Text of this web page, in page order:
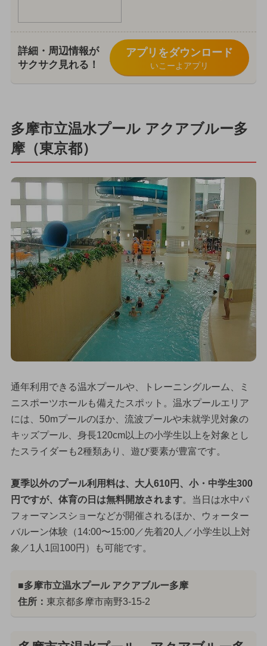
詳細・周辺情報が
サクサク見れる！
アプリをダウンロード
いこーよアプリ
多摩市立温水プール アクアブルー多
摩（東京都）
通年利用できる温水プールや、トレーニングルーム、ミ
ニスポーツホールも備えたスポット。温水プールエリア
には、50mプールのほか、流波プールや未就学児対象の
キッズプール、身長120cm以上の小学生以上を対象とし
たスライダーも2種類あり、遊び要素が豊富です。
夏季以外のプール利用料は、大人610円、小・中学生300
円ですが、体育の日は無料開放されます。当日は水中パ
フォーマンスショーなどが開催されるほか、ウォーター
バルーン体験（14:00〜15:00／先着20人／小学生以上対
象／1人1回100円）も可能です。
■多摩市立温水プール アクアブルー多摩
住所： 東京都多摩市南野3-15-2